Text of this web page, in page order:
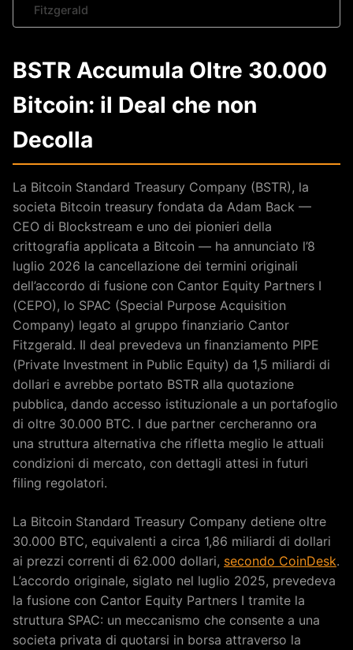
Fitzgerald
BSTR Accumula Oltre 30.000
Bitcoin: il Deal che non
Decolla
La Bitcoin Standard Treasury Company (BSTR), la
societa Bitcoin treasury fondata da Adam Back —
CEO di Blockstream e uno dei pionieri della
crittografia applicata a Bitcoin — ha annunciato l’8
luglio 2026 la cancellazione dei termini originali
dell’accordo di fusione con Cantor Equity Partners I
(CEPO), lo SPAC (Special Purpose Acquisition
Company) legato al gruppo finanziario Cantor
Fitzgerald. Il deal prevedeva un finanziamento PIPE
(Private Investment in Public Equity) da 1,5 miliardi di
dollari e avrebbe portato BSTR alla quotazione
pubblica, dando accesso istituzionale a un portafoglio
di oltre 30.000 BTC. I due partner cercheranno ora
una struttura alternativa che rifletta meglio le attuali
condizioni di mercato, con dettagli attesi in futuri
filing regolatori.
La Bitcoin Standard Treasury Company detiene oltre
30.000 BTC, equivalenti a circa 1,86 miliardi di dollari
ai prezzi correnti di 62.000 dollari, secondo CoinDesk.
L’accordo originale, siglato nel luglio 2025, prevedeva
la fusione con Cantor Equity Partners I tramite la
struttura SPAC: un meccanismo che consente a una
societa privata di quotarsi in borsa attraverso la